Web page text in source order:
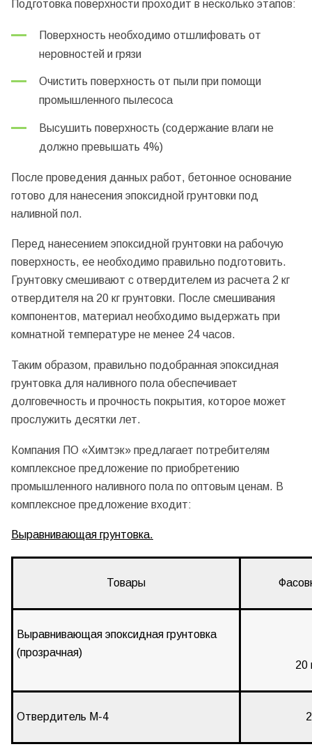
Подготовка поверхности проходит в несколько этапов:
Поверхность необходимо отшлифовать от
неровностей и грязи
Очистить поверхность от пыли при помощи
промышленного пылесоса
Высушить поверхность (содержание влаги не
должно превышать 4%)
После проведения данных работ, бетонное основание
готово для нанесения эпоксидной грунтовки под
наливной пол.
Перед нанесением эпоксидной грунтовки на рабочую
поверхность, ее необходимо правильно подготовить.
Грунтовку смешивают с отвердителем из расчета 2 кг
отвердителя на 20 кг грунтовки. После смешивания
компонентов, материал необходимо выдержать при
комнатной температуре не менее 24 часов.
Таким образом, правильно подобранная эпоксидная
грунтовка для наливного пола обеспечивает
долговечность и прочность покрытия, которое может
прослужить десятки лет.
Компания ПО «Химтэк» предлагает потребителям
комплексное предложение по приобретению
промышленного наливного пола по оптовым ценам. В
комплексное предложение входит:
Выравнивающая грунтовка.
Товары
Выравнивающая эпоксидная грунтовка
(прозрачная)
20
Отвердитель М-4 2